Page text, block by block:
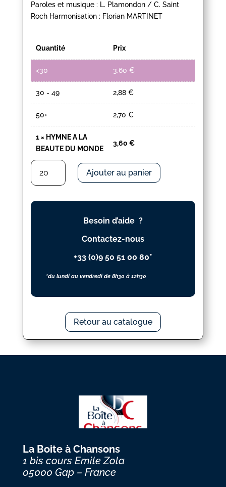
Paroles et musique : L. Plamondon / C. Saint
Roch Harmonisation : Florian MARTINET
Quantité Prix
<30 3,60 €
30 - 49 2,88 €
50+ 2,70 €
1× HYMNE A LA
BEAUTE DU MONDE
3,60 €
quantité
HYMNE
A
Ajouter au panier
Besoin d’aide ?
Contactez-nous
+33 (0)9 50 51 00 80*
*du lundi au vendredi de 8h30 à 12h30
Retour au catalogue
La Boite à Chansons
1 bis cours Emile Zola
05000 Gap – France